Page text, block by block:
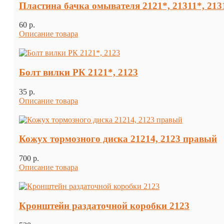
Пластина бачка омывателя 2121*, 21311*,
60 p.
Описание товара
Болт вилки РК 2121*, 2123
35 p.
Описание товара
Кожух тормозного диска 21214, 2123 правый
700 p.
Описание товара
Кронштейн раздаточной коробки 2123